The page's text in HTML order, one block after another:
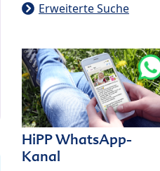
Erweiterte Suche
HiPP WhatsApp-
Kanal